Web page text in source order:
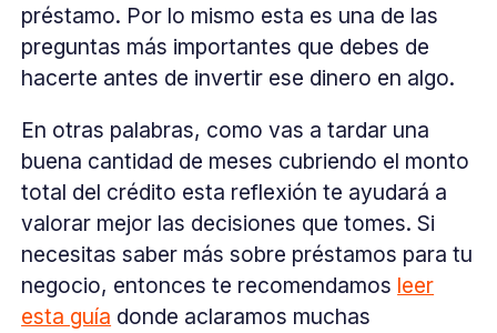
préstamo. Por lo mismo esta es una de las
preguntas más importantes que debes de
hacerte antes de invertir ese dinero en algo.
En otras palabras, como vas a tardar una
buena cantidad de meses cubriendo el monto
total del crédito esta reflexión te ayudará a
valorar mejor las decisiones que tomes. Si
necesitas saber más sobre préstamos para tu
negocio, entonces te recomendamos leer
esta guía donde aclaramos muchas